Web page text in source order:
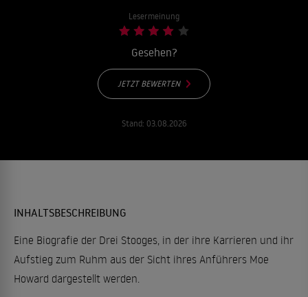
Lesermeinung
Gesehen?
JETZT BEWERTEN
Stand: 03.08.2026
INHALTSBESCHREIBUNG
Eine Biografie der Drei Stooges, in der ihre Karrieren und ihr
Aufstieg zum Ruhm aus der Sicht ihres Anführers Moe
Howard dargestellt werden.